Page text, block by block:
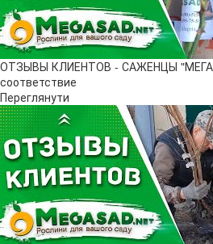
ОТЗЫВЫ КЛИЕНТОВ - САЖЕНЦЫ
соответствие
Переглянути